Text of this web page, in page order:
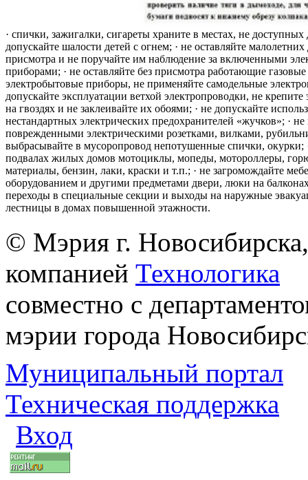
· спички, зажигалки, сигареты храните в местах, не доступных
допускайте шалости детей с огнем; · не оставляйте малолетних
присмотра и не поручайте им наблюдение за включенными
приборами; · не оставляйте без присмотра работающие
электробытовые приборы, не применяйте самодельные
допускайте эксплуатации ветхой электропроводки, не крепите
на гвоздях и не заклеивайте их обоями; · не допускайте
нестандартных электрических предохранителей «жучков»; · не
поврежденными электрическими розетками, вилками,
выбрасывайте в мусоропровод непотушенные спички, окурки;
подвалах жилых домов мотоциклы, мопеды, мотороллеры,
материалы, бензин, лаки, краски и т.п.; · не загромождайте
оборудованием и другими предметами двери, люки на
переходы в специальные секции и выходы на наружные
лестницы в домах повышенной этажности.
© Мэрия г.
компанией Технологика
совместно с
мэрии города
Муниципальный портал
Техническая поддержка
Вход